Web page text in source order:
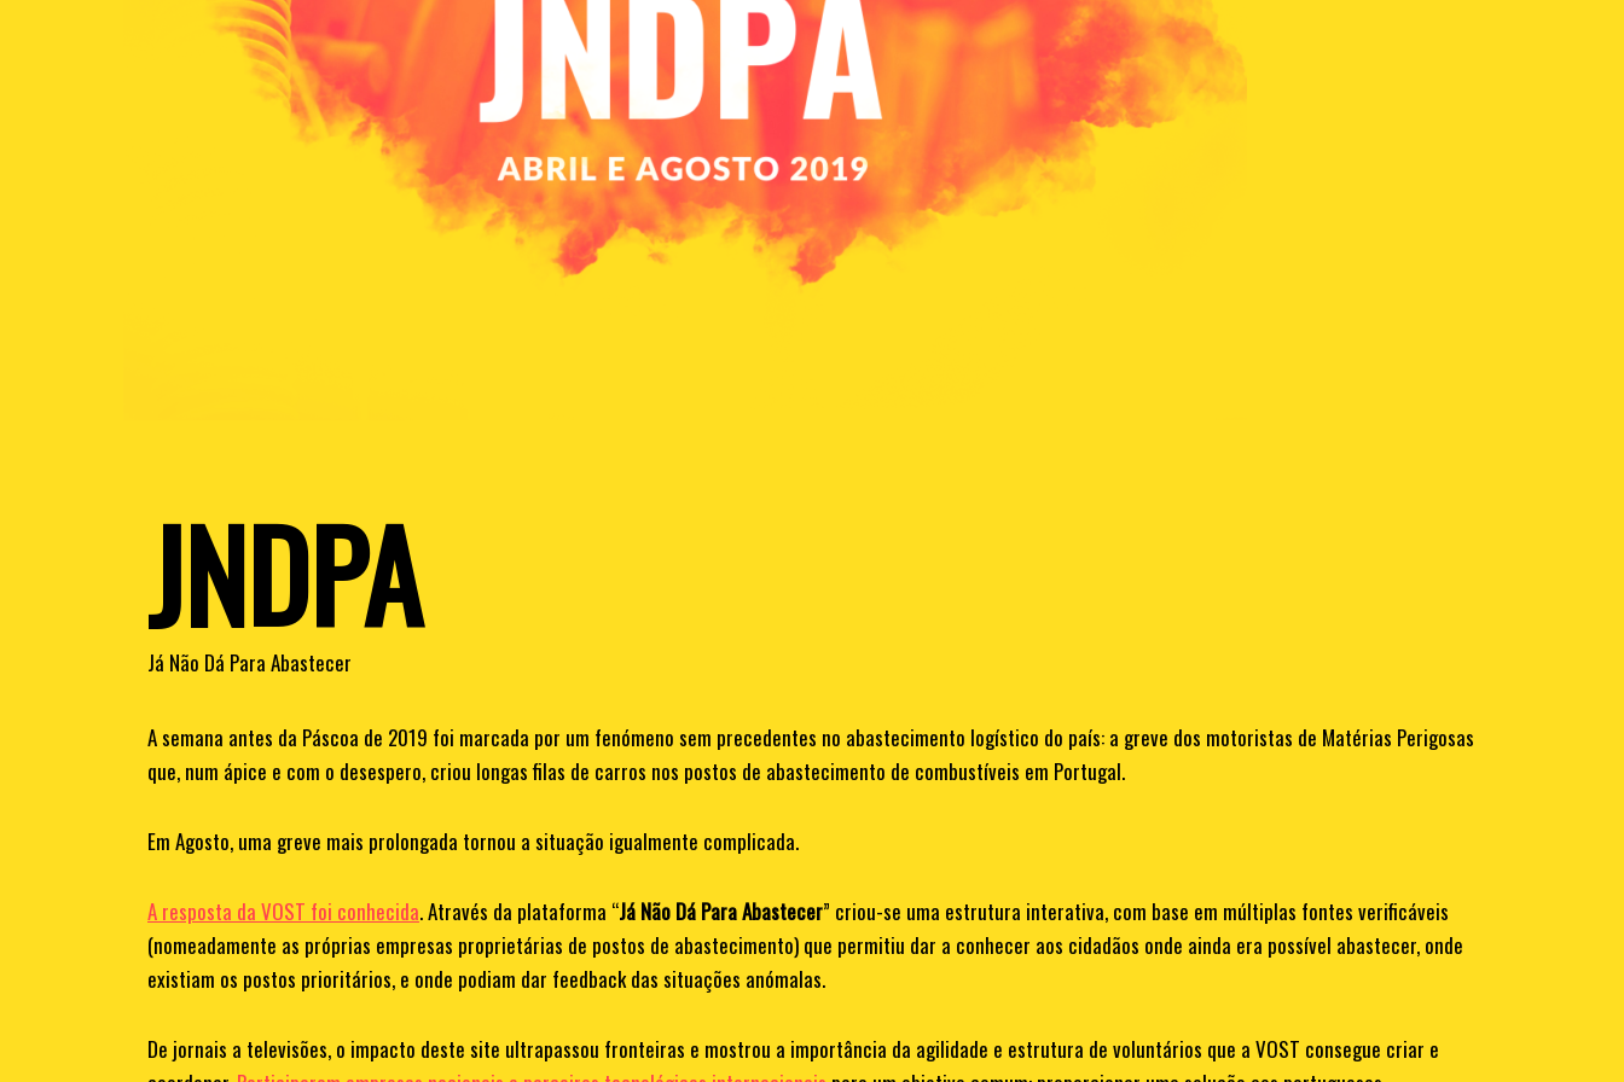
JNDPA
Já Não Dá Para Abastecer
A semana antes da Páscoa de 2019 foi marcada por um fenómeno sem precedentes no abastecimento logístico do país: a greve dos motoristas de Matérias Perigosas
que, num ápice e com o desespero, criou longas filas de carros nos postos de abastecimento de combustíveis em Portugal.
Em Agosto, uma greve mais prolongada tornou a situação igualmente complicada.
A resposta da VOST foi conhecida. Através da plataforma “Já Não Dá Para Abastecer” criou-se uma estrutura interativa, com base em múltiplas fontes verificáveis
(nomeadamente as próprias empresas proprietárias de postos de abastecimento) que permitiu dar a conhecer aos cidadãos onde ainda era possível abastecer, onde
existiam os postos prioritários, e onde podiam dar feedback das situações anómalas.
De jornais a televisões, o impacto deste site ultrapassou fronteiras e mostrou a importância da agilidade e estrutura de voluntários que a VOST consegue criar e
0
1
2
30
0
1
2
0
1
2
1